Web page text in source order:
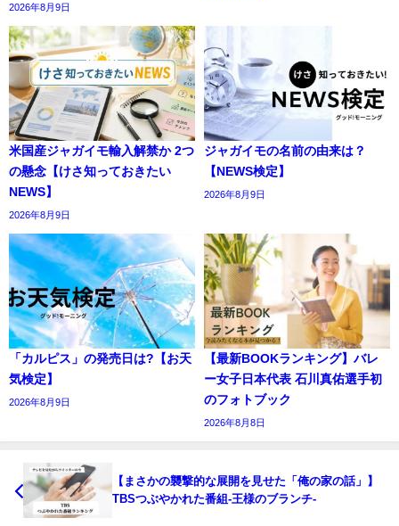
2026年8月9日
米国産ジャガイモ輸入解禁か 2つ
の懸念【けさ知っておきたい
NEWS】
2026年8月9日
ジャガイモの名前の由来は？
【NEWS検定】
2026年8月9日
「カルピス」の発売日は?【お天
気検定】
2026年8月9日
【最新BOOKランキング】バレ
ー女子日本代表 石川真佑選手初
のフォトブック
2026年8月8日
【まさかの襲撃的な展開を見せた「俺の家の話」】
TBSつぶやかれた番組-王様のブランチ-